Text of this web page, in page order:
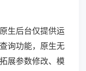
生后台仅提供运
询功能，原生无
展参数修改、模